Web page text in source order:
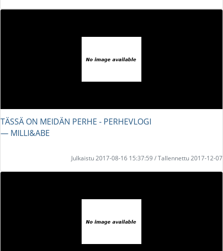
TÄSSÄ ON MEIDÄN PERHE - PERHEVLOGI
― MILLI&ABE
Julkaistu 2017-08-16 15:37:59 / Tallennettu 2017-12-07